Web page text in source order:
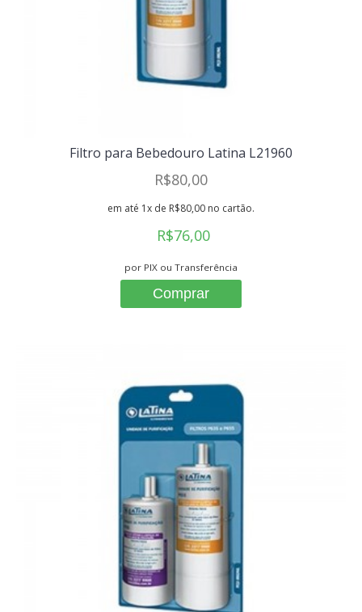
Filtro para Bebedouro Latina L21960
R$80,00
em até 1x de R$80,00 no cartão.
R$76,00
por PIX ou Transferência
Comprar